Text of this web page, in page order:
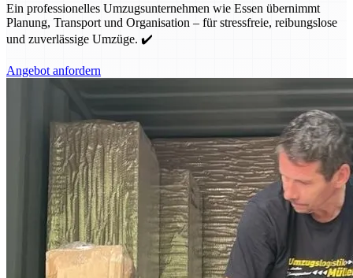
Ein professionelles Umzugsunternehmen wie Essen übernimmt
Planung, Transport und Organisation – für stressfreie, reibungslose
und zuverlässige Umzüge. ✔️
Angebot anfordern